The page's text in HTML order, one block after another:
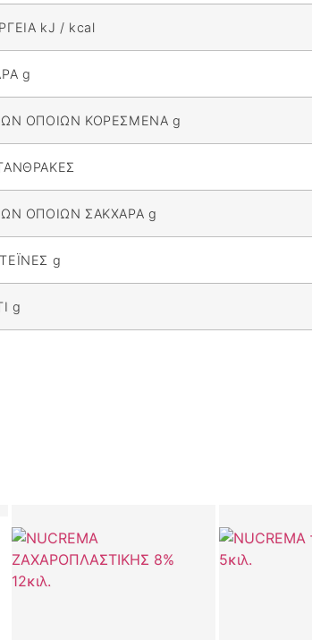
kJ / kcal
g
ΟΠΟΙΩΝ ΚΟΡΕΣΜΕΝΑ g
ΟΠΟΙΩΝ ΣΑΚΧΑΡΑ g
g
g